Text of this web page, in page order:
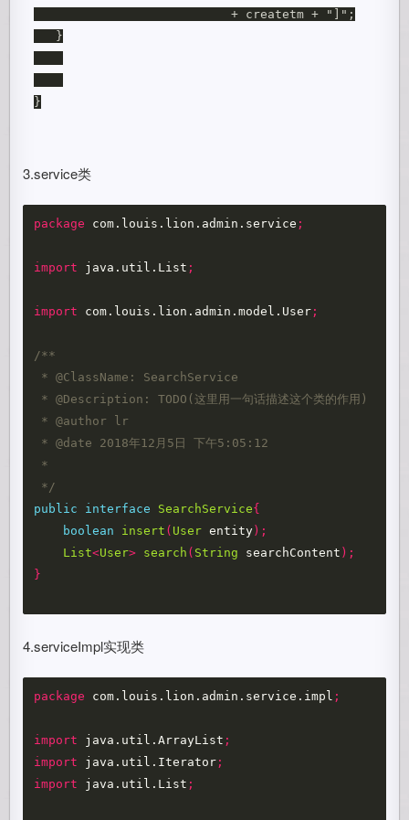
                           + createtm + "]";
}
3.service类
package com.louis.lion.admin.service ;
import java.util.List ;
import com.louis.lion.admin.model.User ;
/**
*/
public
interface SearchService{
boolean
insert ( User entity );
List<User> search ( String searchContent );
}
4.serviceImpl实现类
package com.louis.lion.admin.service.impl ;
import java.util.ArrayList ;
import
java.util.Iterator ;
import
java.util.List ;